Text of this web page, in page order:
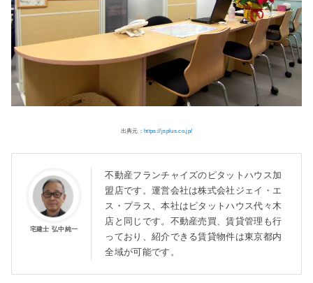
出典元： https://jsplus.co.jp/
宅建士 弘中純一
不動産フランチャイズのピタットハウス加
盟店です。運営会社は株式会社ジェイ・エ
ス・プラス、本社はピタットハウス代々木
店と同じです。不動産売買、賃貸管理も行
っており、紹介できる賃貸物件は東京都内
全域が可能です。